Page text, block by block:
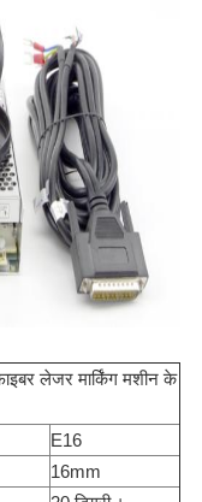
लेजर मार्किंग मशीन के
E16
16mm